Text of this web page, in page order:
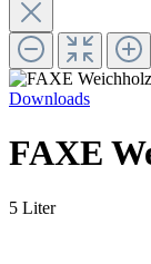
Downloads
FAXE
5 Liter